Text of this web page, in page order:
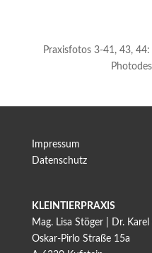
Praxisfotos 3-41, 43,
Impressum
Datenschutz
KLEINTIERPRAXIS
Mag. Lisa Stöger | Dr. Karel
Oskar-Pirlo Straße 15a